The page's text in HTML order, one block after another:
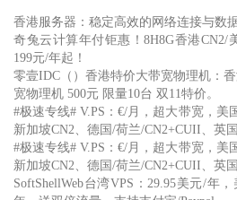
香港服务器：稳定高效的网络连接与数
奇兔云计算年付钜惠！8H8G香港CN2/
199元/年起！
零壹IDC（）香港特价大带宽物理机：
宽物理机 500元 限量10台 双11特价。
#极速专线# V.PS：€/月，超大带宽，美
新加坡CN2、德国/荷兰/CN2+CUII、英
#极速专线# V.PS：€/月，超大带宽，美
新加坡CN2、德国/荷兰/CN2+CUII、英
SoftShellWeb台湾VPS：29.95美元/年